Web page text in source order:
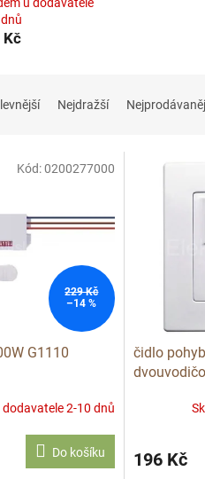
u dodavatele
Kč
Nejdražší
229 Kč
–14 %
G1110
dodavatele 2-10 dnů
Do košíku
Kód:0200277000
čidlo
196 Kč